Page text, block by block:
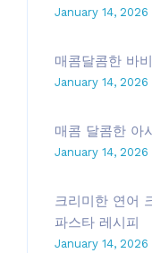
January 14, 2026
매콤달콤한 바
January 14, 2026
매콤 달콤한 아
January 14, 2026
크리미한 연어
파스타 레시피
January 14, 2026